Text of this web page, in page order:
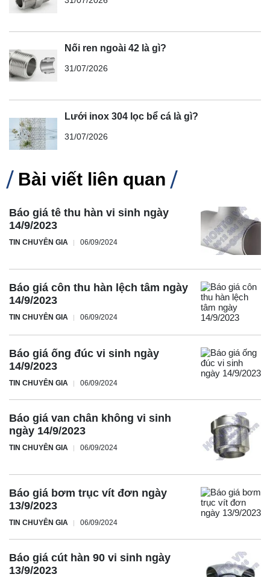
Nối ren ngoài 42 là gì?
31/07/2026
Lưới inox 304 lọc bể cá là gì?
31/07/2026
Bài viết liên quan
Báo giá tê thu hàn vi sinh ngày
14/9/2023
TIN CHUYÊN GIA 06/09/2024
Báo giá côn thu hàn lệch tâm ngày
14/9/2023
TIN CHUYÊN GIA 06/09/2024
Báo giá ống đúc vi sinh ngày
14/9/2023
TIN CHUYÊN GIA 06/09/2024
Báo giá van chân không vi sinh
ngày 14/9/2023
TIN CHUYÊN GIA 06/09/2024
Báo giá bơm trục vít đơn ngày
13/9/2023
TIN CHUYÊN GIA 06/09/2024
Báo giá cút hàn 90 vi sinh ngày
13/9/2023